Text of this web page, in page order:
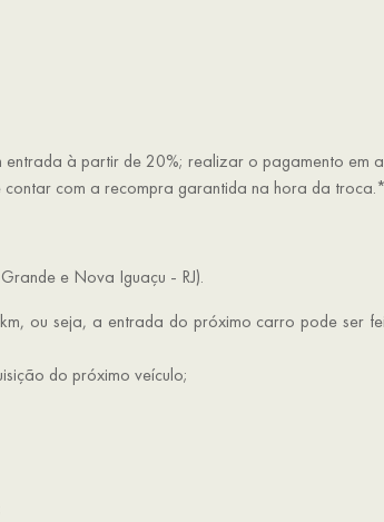
entrada à partir de 20%; realizar o pagamento em
com a recompra garantida na hora da troca.*
e Nova Iguaçu - RJ).
ou seja, a entrada do próximo carro pode ser
do próximo veículo;